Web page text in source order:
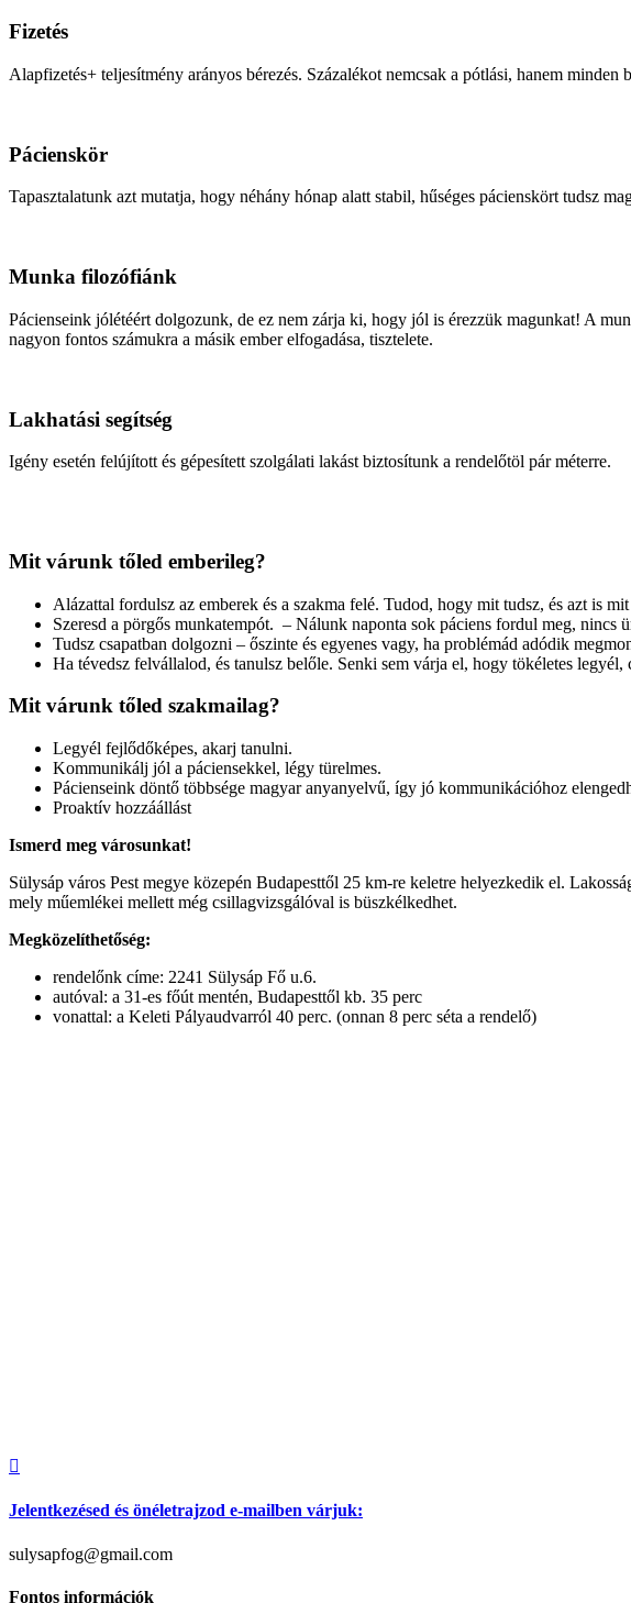
Fizetés
Alapfizetés+ teljesítmény arányos bérezés. Százalékot nemcsak a pótlási, hanem
Pácienskör
Tapasztalatunk azt mutatja, hogy néhány hónap alatt stabil, hűséges pácienskört tudsz
Munka filozófiánk
Pácienseink jólétéért dolgozunk, de ez nem zárja ki, hogy jól is érezzük magunkat! A
nagyon fontos számukra a másik ember elfogadása, tisztelete.
Lakhatási segítség
Igény esetén felújított és gépesített szolgálati lakást biztosítunk a rendelőtöl pár méterre.
Mit várunk tőled emberileg?
Alázattal fordulsz az emberek és a szakma felé. Tudod, hogy mit tudsz, és azt is
Szeresd a pörgős munkatempót. – Nálunk naponta sok páciens fordul meg, nincs
Tudsz csapatban dolgozni – őszinte és egyenes vagy, ha problémád adódik
Ha tévedsz felvállalod, és tanulsz belőle. Senki sem várja el, hogy tökéletes
Mit várunk tőled szakmailag?
Legyél fejlődőképes, akarj tanulni.
Kommunikálj jól a páciensekkel, légy türelmes.
Pácienseink döntő többsége magyar anyanyelvű, így jó kommunikációhoz
Proaktív hozzáállást
Ismerd meg városunkat!
Sülysáp város Pest megye közepén Budapesttől 25 km-re keletre helyezkedik el.
mely műemlékei mellett még csillagvizsgálóval is büszkélkedhet.
Megközelíthetőség:
rendelőnk címe: 2241 Sülysáp Fő u.6.
autóval: a 31-es főút mentén, Budapesttől kb. 35 perc
vonattal: a Keleti Pályaudvarról 40 perc. (onnan 8 perc séta a rendelő)

Jelentkezésed és önéletrajzod e-mailben várjuk:
sulysapfog@gmail.com
Fontos információk